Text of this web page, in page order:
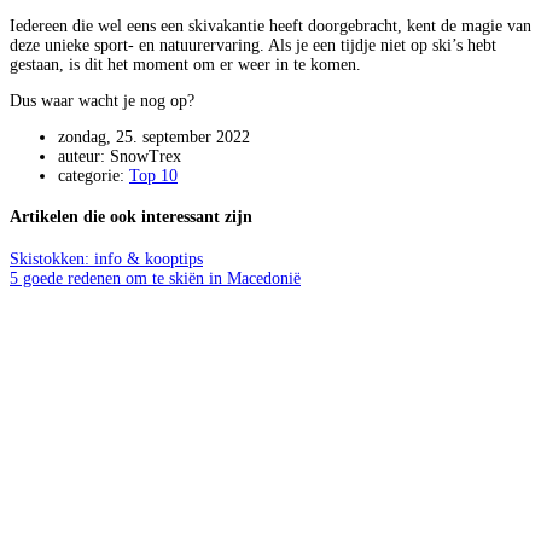
Iedereen die wel eens een skivakantie heeft doorgebracht, kent de magie van
deze unieke sport- en natuurervaring. Als je een tijdje niet op ski’s hebt
gestaan, is dit het moment om er weer in te komen.
Dus waar wacht je nog op?
zondag, 25. september 2022
auteur: SnowTrex
categorie: Top 10
Artikelen die ook interessant zijn
Skistokken: info & kooptips
5 goede redenen om te skiën in Macedonië